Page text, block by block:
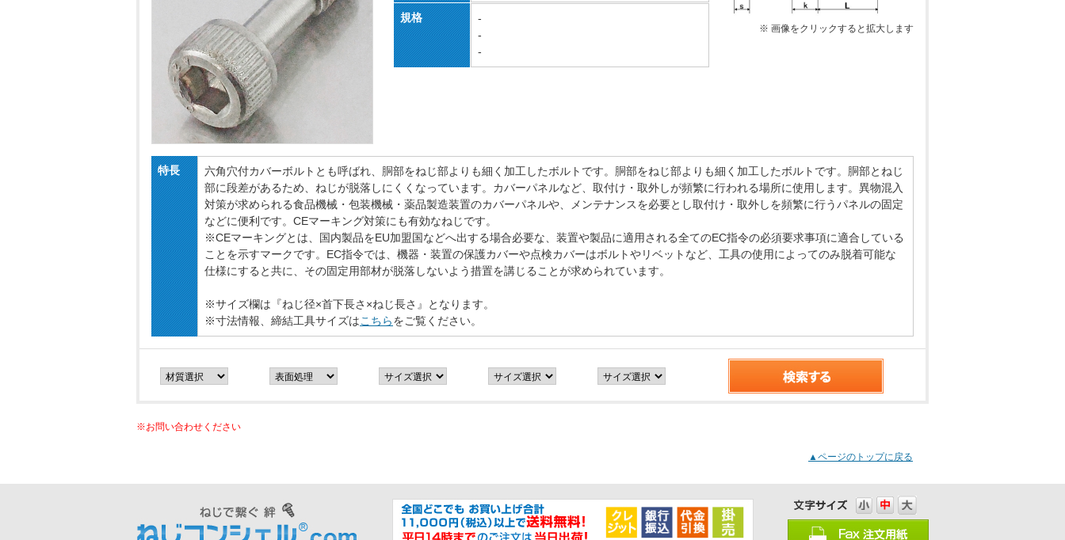
規格
-
-
-
※ 画像をクリックすると拡大します
特長
六角穴付カバーボルトとも呼ばれ、胴部をねじ部よりも細く加工したボルトです。胴部をねじ部よりも細く加工したボルトです。胴部とねじ
部に段差があるため、ねじが脱落しにくくなっています。カバーパネルなど、取付け・取外しが頻繁に行われる場所に使用します。異物混入
対策が求められる食品機械・包装機械・薬品製造装置のカバーパネルや、メンテナンスを必要とし取付け・取外しを頻繁に行うパネルの固定
などに便利です。CEマーキング対策にも有効なねじです。
※CEマーキングとは、国内製品をEU加盟国などへ出する場合必要な、装置や製品に適用される全てのEC指令の必須要求事項に適合している
ことを示すマークです。EC指令では、機器・装置の保護カバーや点検カバーはボルトやリベットなど、工具の使用によってのみ脱着可能な
仕様にすると共に、その固定用部材が脱落しないよう措置を講じることが求められています。
※サイズ欄は『ねじ径×首下長さ×ねじ長さ』となります。
※寸法情報、締結工具サイズはこちらをご覧ください。
※お問い合わせください
▲ページのトップに戻る